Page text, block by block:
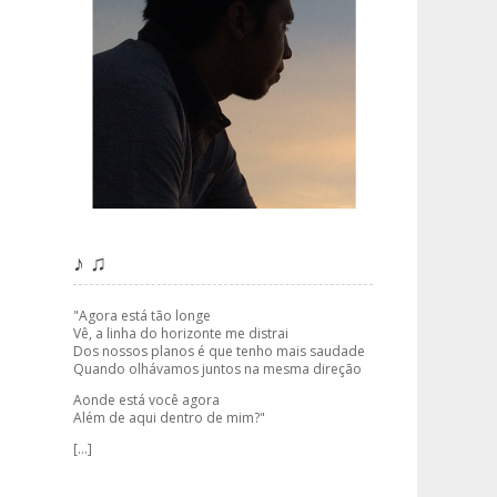
♪ ♫
"Agora está tão longe
Vê, a linha do horizonte me distrai
Dos nossos planos é que tenho mais saudade
Quando olhávamos juntos na mesma direção
Aonde está você agora
Além de aqui dentro de mim?"
[...]